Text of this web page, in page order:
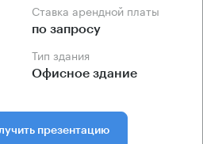
Ставка арендной платы
по запросу
Тип здания
Офисное здание
презентацию